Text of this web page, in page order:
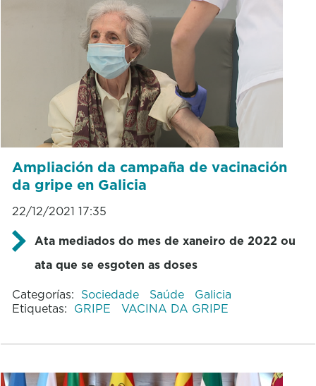
Ampliación da campaña de vacinación
da gripe en Galicia
22/12/2021 17:35
Ata mediados do mes de xaneiro de 2022 ou
ata que se esgoten as doses
Categorías: Sociedade Saúde
Galicia
Etiquetas: GRIPE VACINA DA GRIPE